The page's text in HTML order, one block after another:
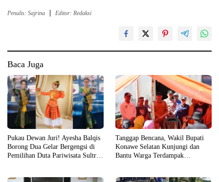
Penulis: Sajrina Editor: Redaksi
Baca Juga
Pukau Dewan Juri! Ayesha Balqis
Borong Dua Gelar Bergengsi di
Pemilihan Duta Pariwisata Sultra
Tanggap Bencana, Wakil Bupati
Konawe Selatan Kunjungi dan
Bantu Warga Terdampak